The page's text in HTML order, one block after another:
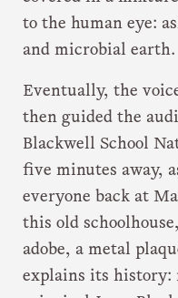
to the human eye:
and microbial earth.
Eventually, the
then guided the
Blackwell School
five minutes away,
everyone back at
this old
adobe, a metal
explains its history: